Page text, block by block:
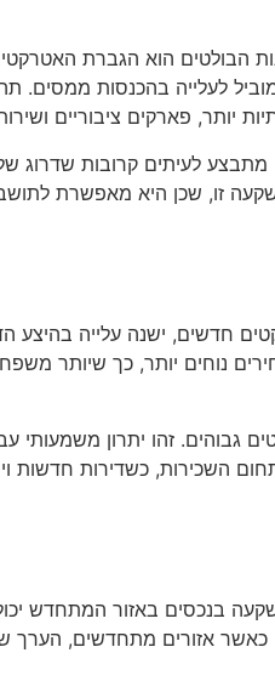
הבולטים הוא הגברת
לעלייה בהכנסות ממסים.
פארקים ציבוריים
מתבצע לעיתים קרובות
זו, שכן היא מאפשרת
חדשים, ישנה עלייה בהיצע
נוחים יותר, כך שיותר
זהו יתרון משמעותי
השכירות, כשדירות חדשות
בנכסים באזור המתחדש
כאשר אזורים מתחדשים, הערך